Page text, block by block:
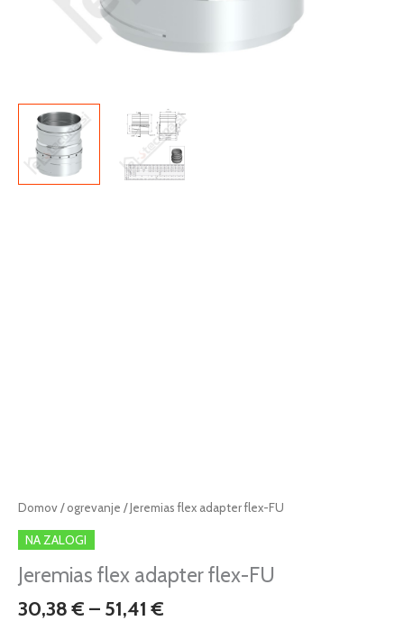
Domov/ogrevanje / Jeremias flex adapter flex-FU
NA ZALOGI
Jeremias flex adapter flex-FU
30,38€ – 51,41€
Cenovni
30,38 €
do
Jeremias
flex
adapter
flex-
FU
količina